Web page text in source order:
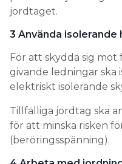
Tillfälliga jordtag ska
(beröringsspänning).
4 Arbeta med
En ny
med numrerade
och
arbetsgivaren i
elanläggningsansvarig